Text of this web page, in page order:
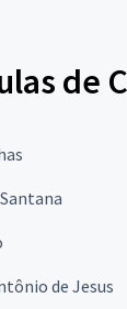
de
de Jesus